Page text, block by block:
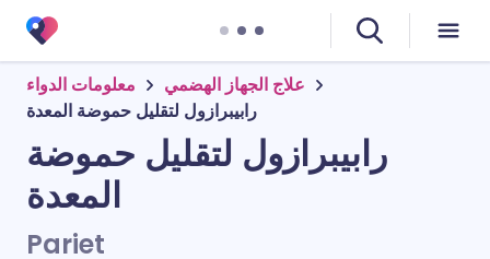
معلومات الدواء
علاج الجهاز الهضمي
رابيبرازول لتقليل حموضة المعدة
رابيبرازول لتقليل حموضة
المعدة
Pariet